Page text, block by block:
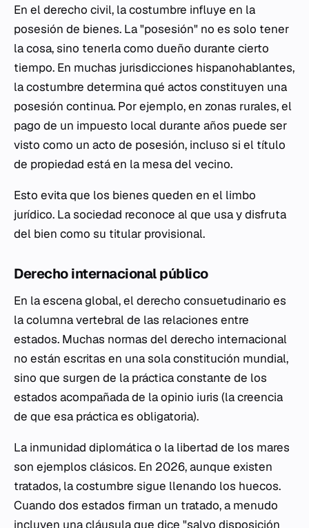
En el derecho civil, la costumbre influye en la
posesión de bienes. La "posesión" no es solo tener
la cosa, sino tenerla como dueño durante cierto
tiempo. En muchas jurisdicciones hispanohablantes,
la costumbre determina qué actos constituyen una
posesión continua. Por ejemplo, en zonas rurales, el
pago de un impuesto local durante años puede ser
visto como un acto de posesión, incluso si el título
de propiedad está en la mesa del vecino.
Esto evita que los bienes queden en el limbo
jurídico. La sociedad reconoce al que usa y disfruta
del bien como su titular provisional.
Derecho internacional público
En la escena global, el derecho consuetudinario es
la columna vertebral de las relaciones entre
estados. Muchas normas del derecho internacional
no están escritas en una sola constitución mundial,
sino que surgen de la práctica constante de los
estados acompañada de laopinio iuris (la creencia
de que esa práctica es obligatoria).
La inmunidad diplomática o la libertad de los mares
son ejemplos clásicos. En 2026, aunque existen
tratados, la costumbre sigue llenando los huecos.
Cuando dos estados firman un tratado, a menudo
incluyen una cláusula que dice "salvo disposición